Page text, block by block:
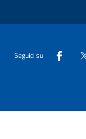
Seguici su